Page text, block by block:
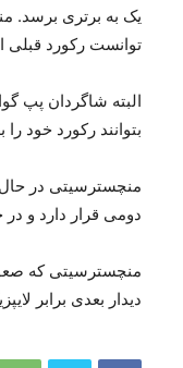
توانست رکورد قبلی اش ۳۰ برد در سالهای ۲۰۱۷ و ۲۰۱۹ را
البته شاگردان پپ
بتوانند رکورد خود
منچسترسیتی در حال
دومی قرار دارد و
منچسترسیتی که
دیدار بعدی برابر